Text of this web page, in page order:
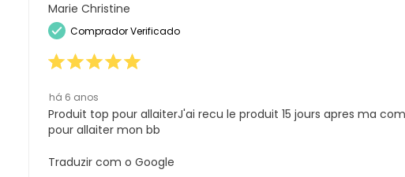
Marie Christine
Comprador Verificado
há 6 anos
Produit top pour allaiterJ'ai recu le produit 15 jours apres ma
pour allaiter mon bb
Traduzir com o Google